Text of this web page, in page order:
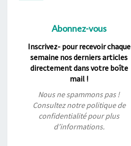
Abonnez-vous
Inscrivez- pour recevoir chaque
semaine nos derniers articles
directement dans votre boîte
mail !
Nous ne spammons pas !
Consultez notrepolitique de
confidentialitépour plus
d’informations.